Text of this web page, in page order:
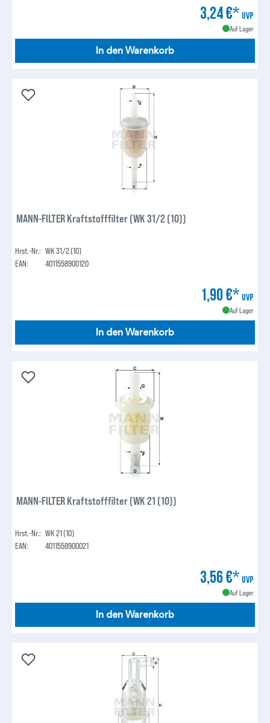
3,24 €* UVP
Auf Lager
In den Warenkorb
MANN-FILTER Kraftstofffilter (WK 31/2 (10))
Hrst.-Nr.: WK 31/2 (10)
EAN:
4011558900120
1,90 €* UVP
Auf Lager
In den Warenkorb
MANN-FILTER Kraftstofffilter (WK 21 (10))
Hrst.-Nr.: WK 21 (10)
EAN:
4011558900021
3,56 €* UVP
Auf Lager
In den Warenkorb